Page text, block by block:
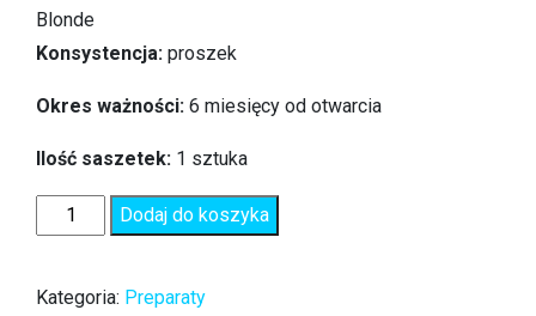
Blonde
Konsystencja: proszek
Okres ważności: 6 miesięcy od otwarcia
Ilość saszetek: 1 sztuka
Dodaj do koszyka
Kategoria: Preparaty